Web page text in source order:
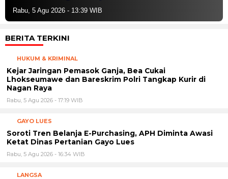
Rabu, 5 Agu 2026 - 13:39 WIB
BERITA TERKINI
HUKUM & KRIMINAL
Kejar Jaringan Pemasok Ganja, Bea Cukai
Lhokseumawe dan Bareskrim Polri Tangkap Kurir di
Nagan Raya
Rabu, 5 Agu 2026 - 17:19 WIB
GAYO LUES
Soroti Tren Belanja E-Purchasing, APH Diminta Awasi
Ketat Dinas Pertanian Gayo Lues
Rabu, 5 Agu 2026 - 16:34 WIB
LANGSA